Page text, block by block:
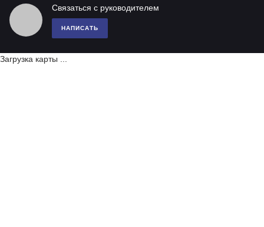
Связаться с руководителем
НАПИСАТЬ
Загрузка карты ...